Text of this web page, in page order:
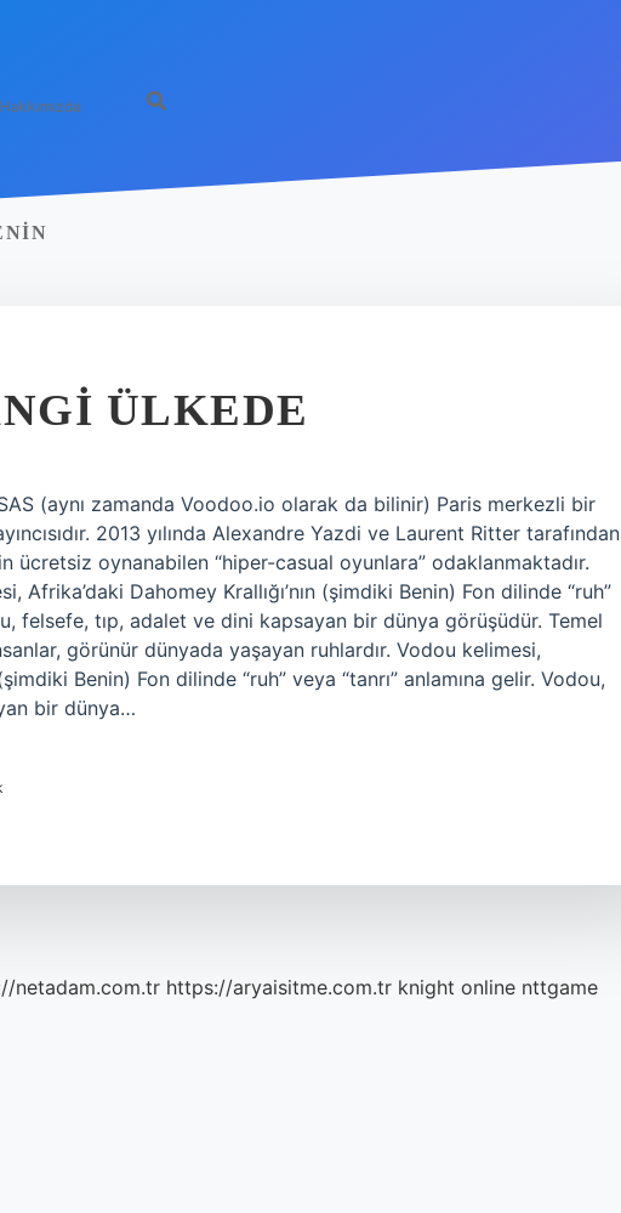
Hakkımızda
ÜLKEDE
(aynı zamanda Voodoo.io olarak da bilinir) Paris merkezli bir
2013 yılında Alexandre Yazdi ve Laurent Ritter tarafından
ücretsiz oynanabilen “hiper-casual oyunlara” odaklanmaktadır.
Afrika’daki Dahomey Krallığı’nın (şimdiki Benin) Fon dilinde “ruh”
felsefe, tıp, adalet ve dini kapsayan bir dünya görüşüdür. Temel
görünür dünyada yaşayan ruhlardır. Vodou kelimesi,
Benin) Fon dilinde “ruh” veya “tanrı” anlamına gelir. Vodou,
bir dünya…
netadam.com.tr https://aryaisitme.com.tr knight online nttgame